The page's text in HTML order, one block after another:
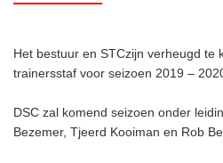
Het bestuur en STCzijn verheugd te
trainersstaf voor seizoen 2019 –
DSC zal komend seizoen onder
Bezemer, Tjeerd Kooiman en Rob